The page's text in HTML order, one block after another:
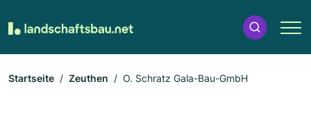
Startseite Zeuthen O. Schratz Gala-Bau-GmbH